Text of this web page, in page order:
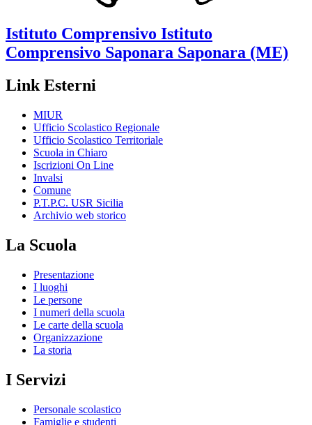
Istituto Comprensivo Istituto
Comprensivo Saponara Saponara (ME)
Link Esterni
MIUR
Ufficio Scolastico Regionale
Ufficio Scolastico Territoriale
Scuola in Chiaro
Iscrizioni On Line
Invalsi
Comune
P.T.P.C. USR Sicilia
Archivio web storico
La Scuola
Presentazione
I luoghi
Le persone
I numeri della scuola
Le carte della scuola
Organizzazione
La storia
I Servizi
Personale scolastico
Famiglie e studenti